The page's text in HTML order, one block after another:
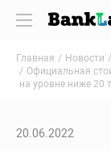
Главная Новости
Официальная
на уровне ниже 20
20.06.2022